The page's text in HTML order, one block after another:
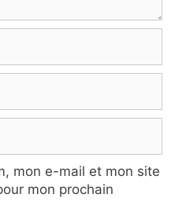
mon e-mail et mon site
mon prochain